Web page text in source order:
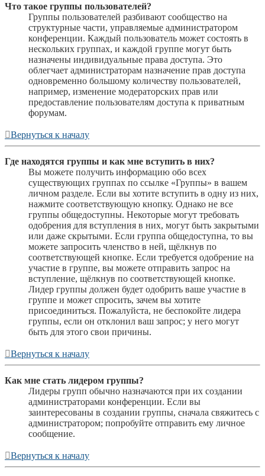
Что такое группы пользователей?
Группы пользователей разбивают сообщество на
структурные части, управляемые администратором
конференции. Каждый пользователь может состоять в
нескольких группах, и каждой группе могут быть
назначены индивидуальные права доступа. Это
облегчает администраторам назначение прав доступа
одновременно большому количеству пользователей,
например, изменение модераторских прав или
предоставление пользователям доступа к приватным
форумам.
Вернуться к началу
Где находятся группы и как мне вступить в них?
Вы можете получить информацию обо всех
существующих группах по ссылке «Группы» в вашем
личном разделе. Если вы хотите вступить в одну из них,
нажмите соответствующую кнопку. Однако не все
группы общедоступны. Некоторые могут требовать
одобрения для вступления в них, могут быть закрытыми
или даже скрытыми. Если группа общедоступна, то вы
можете запросить членство в ней, щёлкнув по
соответствующей кнопке. Если требуется одобрение на
участие в группе, вы можете отправить запрос на
вступление, щёлкнув по соответствующей кнопке.
Лидер группы должен будет одобрить ваше участие в
группе и может спросить, зачем вы хотите
присоединиться. Пожалуйста, не беспокойте лидера
группы, если он отклонил ваш запрос; у него могут
быть для этого свои причины.
Вернуться к началу
Как мне стать лидером группы?
Лидеры групп обычно назначаются при их создании
администраторами конференции. Если вы
заинтересованы в создании группы, сначала свяжитесь с
администратором; попробуйте отправить ему личное
сообщение.
Вернуться к началу